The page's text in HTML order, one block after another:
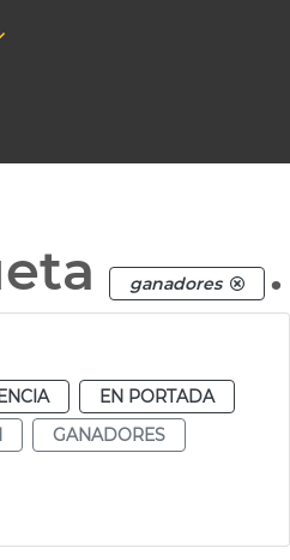
ganadores .
EN PORTADA
GANADORES